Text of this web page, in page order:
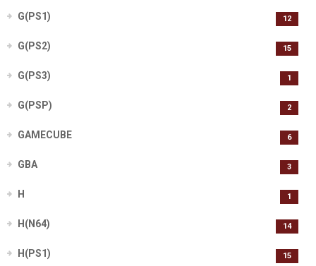
G(PS1) 12
G(PS2) 15
G(PS3) 1
G(PSP) 2
GAMECUBE 6
GBA 3
H 1
H(N64) 14
H(PS1) 15